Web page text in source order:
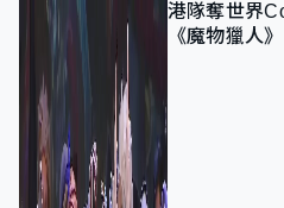
港隊奪世界
《魔物獵人